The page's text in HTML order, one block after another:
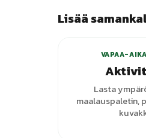
Lisää
VAPAA-
Lasta
maalauspaletin,